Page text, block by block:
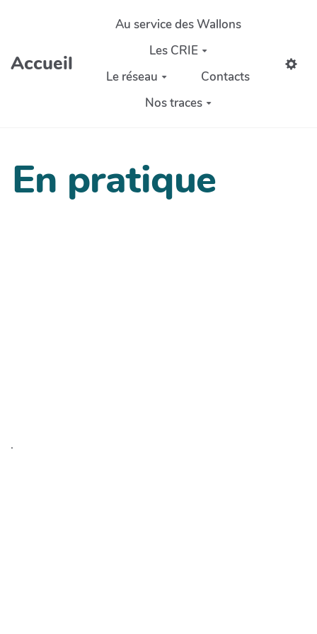
Aller au contenu principal
Accueil
Au service des Wallons
Les CRIE
Le réseau
Contacts
Nos traces
En pratique
.